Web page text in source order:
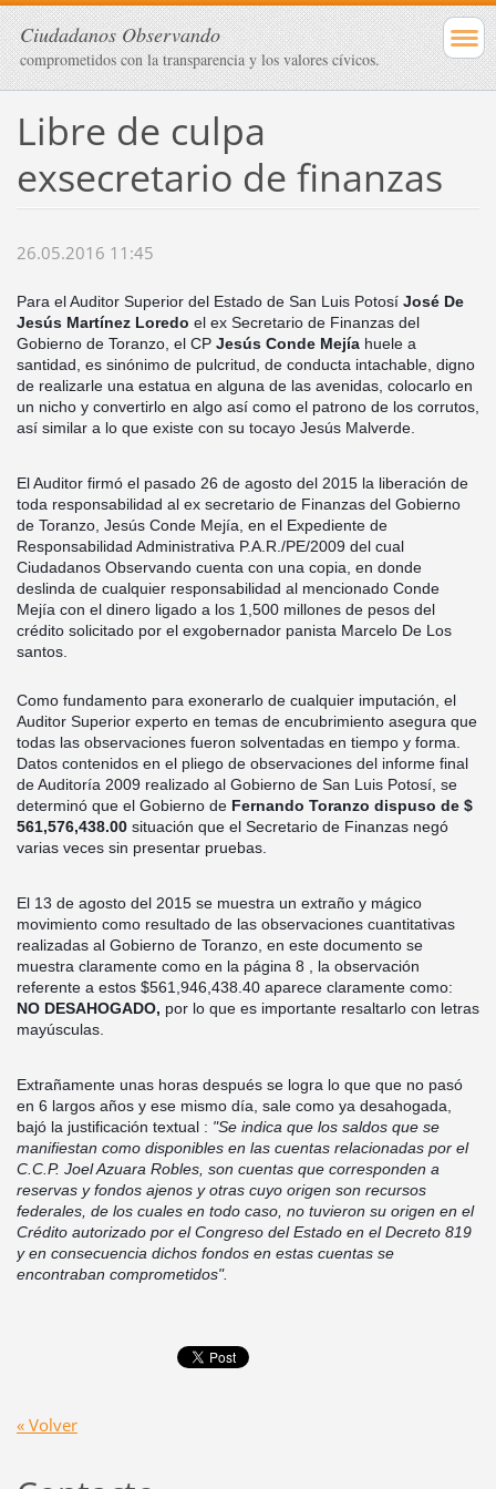
Ciudadanos Observando
comprometidos con la transparencia y los valores cívicos.
Libre de culpa
exsecretario de finanzas
26.05.2016 11:45
Para el Auditor Superior del Estado de San Luis Potosí José De
Jesús Martínez Loredo el ex Secretario de Finanzas del
Gobierno de Toranzo, el CP Jesús Conde Mejíahuele a
santidad, es sinónimo de pulcritud, de conducta intachable, digno
de realizarle una estatua en alguna de las avenidas, colocarlo en
un nicho y convertirlo en algo así como el patrono de los corrutos,
así similar a lo que existe con su tocayo Jesús Malverde.
El Auditor firmó el pasado 26 de agosto del 2015 la liberación de
toda responsabilidad al ex secretario de Finanzas del Gobierno
de Toranzo, Jesús Conde Mejía, en el Expediente de
Responsabilidad Administrativa P.A.R./PE/2009 del cual
Ciudadanos Observando cuenta con una copia, en donde
deslinda de cualquier responsabilidad al mencionado Conde
Mejía con el dinero ligado a los 1,500 millones de pesos del
crédito solicitado por el exgobernador panista Marcelo De Los
santos.
Como fundamento para exonerarlo de cualquier imputación, el
Auditor Superior experto en temas de encubrimiento asegura que
todas las observaciones fueron solventadas en tiempo y forma.
Datos contenidos en el pliego de observaciones del informe final
de Auditoría 2009 realizado al Gobierno de San Luis Potosí, se
determinó que el Gobierno deFernando Toranzo dispuso de $
561,576,438.00situación que el Secretario de Finanzas negó
varias veces sin presentar pruebas.
El 13 de agosto del 2015 se muestra un extraño y mágico
movimiento como resultado de las observaciones cuantitativas
realizadas al Gobierno de Toranzo, en este documento se
muestra claramente como en la página 8 , la observación
referente a estos $561,946,438.40 aparece claramente como:
NO DESAHOGADO, por lo que es importante resaltarlo con letras
mayúsculas.
Extrañamente unas horas después se logra lo que que no pasó
en 6 largos años y ese mismo día, sale como ya desahogada,
bajó la justificación textual : "Se indica que los saldos que se
manifiestan como disponibles en las cuentas relacionadas por el
C.C.P. Joel Azuara Robles, son cuentas que corresponden a
reservas y fondos ajenos y otras cuyo origen son recursos
federales, de los cuales en todo caso, no tuvieron su origen en el
Crédito autorizado por el Congreso del Estado en el Decreto 819
y en consecuencia dichos fondos en estas cuentas se
encontraban comprometidos".
« Volver